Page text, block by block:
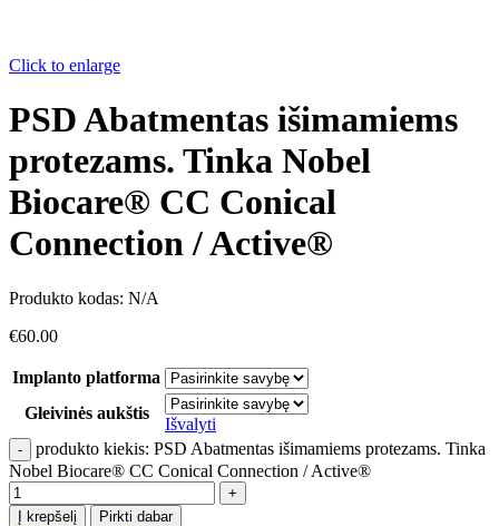
Click to enlarge
PSD Abatmentas išimamiems
protezams. Tinka Nobel
Biocare® CC Conical
Connection / Active®
Produkto kodas: N/A
€60.00
Implanto platforma
Gleivinės aukštis
Išvalyti
produkto kiekis: PSD Abatmentas išimamiems protezams. Tinka
Nobel Biocare® CC Conical Connection / Active®
Į krepšelį Pirkti dabar